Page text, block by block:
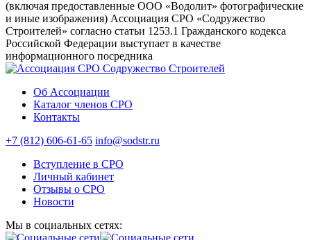
(включая предоставленные ООО «Водолит» фотографические
и иные изображения) Ассоциация СРО «Содружество
Строителей» согласно статьи 1253.1 Гражданского кодекса
Российской Федерации выступает в качестве
информационного посредника
Об Ассоциации
Каталог членов СРО
Контакты
+7 (812) 606-61-65 info@sodstr.ru
Вступление в СРО
Личный кабинет
Отзывы о СРО
Новости
Мы в социальных сетях: